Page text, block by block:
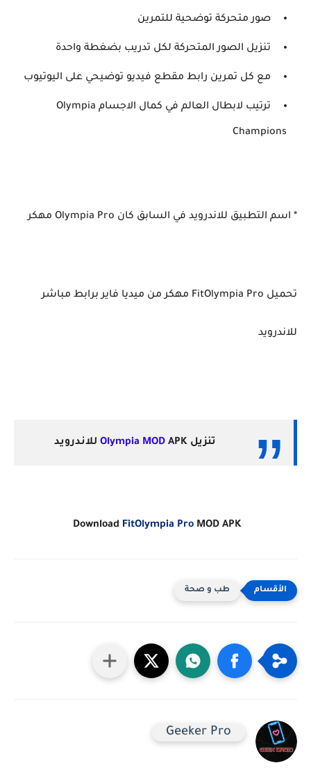
صور متحركة توضحية للتمرين
تنزيل الصور المتحركة لكل تدريب بضغطة واحدة
مع كل تمرين رابط مقطع فيديو توضيحي على اليوتيوب
ترتيب لابطال العالم في كمال الاجسام Olympia
Champions
* اسم التطبيق للاندرويد في السابق كان Olympia Pro مهكر
تحميل FitOlympia Pro مهكر من ميديا فاير برابط مباشر
للاندرويد
تنزيل Olympia MODAPK للاندرويد
Download FitOlympia ProMOD APK
طب و صحة
Geeker Pro